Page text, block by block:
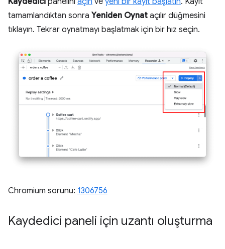
tamamlandıktan sonra Yeniden Oynat açılır düğmesini
tıklayın. Tekrar oynatmayı başlatmak için bir hız seçin.
Chromium sorunu: 1306756
Kaydedici paneli için uzantı oluşturma